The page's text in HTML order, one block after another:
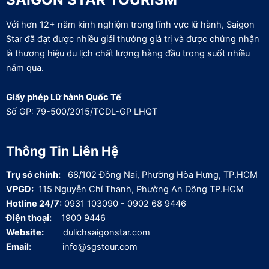
Với hơn 12+ năm kinh nghiệm trong lĩnh vực lữ hành, Saigon
Star đã đạt được nhiều giải thưởng giá trị và được chứng nhận
là thương hiệu du lịch chất lượng hàng đầu trong suốt nhiều
năm qua.
Giấy phép Lữ hành Quốc Tế
Số GP: 79-500/2015/TCDL-GP LHQT
Thông Tin Liên Hệ
Trụ sở chính: 68/102 Đồng Nai, Phường Hòa Hưng, TP.HCM
VPGD: 115 Nguyễn Chí Thanh, Phường An Đông TP.HCM
Hotline 24/7: 0931 103090 - 0902 68 9446
Điện thoại: 1900 9446
Website: dulichsaigonstar.com
Email: info@sgstour.com